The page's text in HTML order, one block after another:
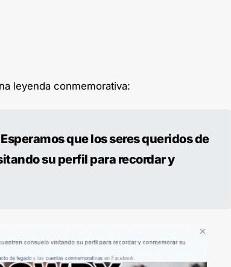
leyenda conmemorativa:
que los seres queridos de
su perfil para recordar y